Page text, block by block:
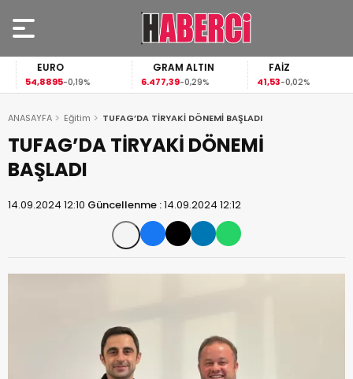
EURO
54,8895-0,19%
GRAM ALTIN
6.477,39-0,29%
FAİZ
41,53-0,02%
ANASAYFA Eğitim TUFAG’DA TİRYAKİ DÖNEMİ BAŞLADI
TUFAG’DA TİRYAKİ DÖNEMİ
BAŞLADI
14.09.2024 12:10 Güncellenme :14.09.2024 12:12